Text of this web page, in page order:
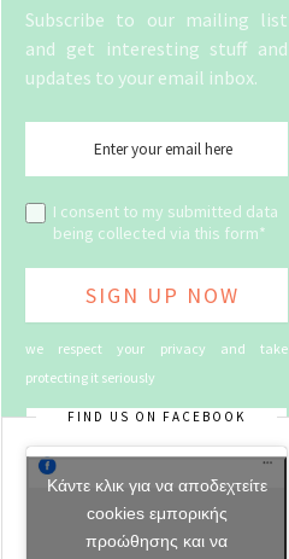
Subscribe to our mailing list
and get interesting stuff and
updates to your email inbox.
I consent to my submitted data
being collected via this form*
we respect your privacy and take
protecting it seriously
FIND US ON FACEBOOK
Κάντε κλικ για να αποδεχτείτε
cookies εμπορικής
προώθησης και να